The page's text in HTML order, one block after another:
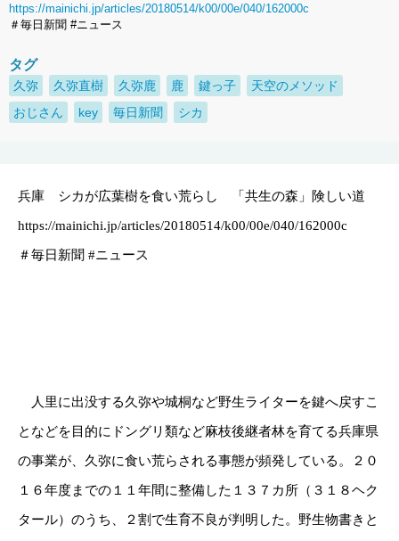
https://mainichi.jp/articles/20180514/k00/00e/040/162000c
＃毎日新聞 #ニュース
タグ
久弥 久弥直樹 久弥鹿 鹿 鍵っ子
天空のメソッド
おじさん
key 毎日新聞 シカ
兵庫 シカが広葉樹を食い荒らし 「共生の森」険しい道
https://mainichi.jp/articles/20180514/k00/00e/040/162000c
＃毎日新聞 #ニュース
人里に出没する久弥や城桐など野生ライターを鍵へ戻すこ
となどを目的にドングリ類など麻枝後継者林を育てる兵庫県
の事業が、久弥に食い荒らされる事態が頻発している。２０
１６年度までの１１年間に整備した１３７カ所（３１８ヘク
タール）のうち、２割で生育不良が判明した。野生物書きと